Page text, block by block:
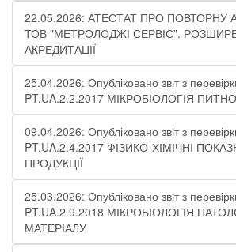
22.05.2026: АТЕСТАТ ПРО ПОВТОРНУ
ТОВ "МЕТРОЛОДЖІ СЕРВІС".
АКРЕДИТАЦІЇ
25.04.2026: Опубліковано звіт з
PT.UA.2.2.2017 МІКРОБІОЛОГІЯ
09.04.2026: Опубліковано звіт з
PT.UA.2.4.2017 ФІЗИКО-ХІМІЧНІ
ПРОДУКЦІЇ
25.03.2026: Опубліковано звіт з
PT.UA.2.9.2018 МІКРОБІОЛОГІЯ
МАТЕРІАЛУ